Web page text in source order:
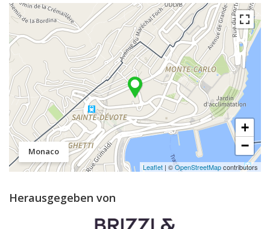
Monaco
+
−
Leaflet | ©OpenStreetMapcontributors
Herausgegeben von